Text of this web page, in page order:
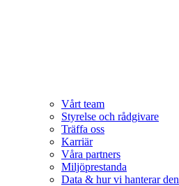
Vårt team
Styrelse och rådgivare
Träffa oss
Karriär
Våra partners
Miljöprestanda
Data & hur vi hanterar den